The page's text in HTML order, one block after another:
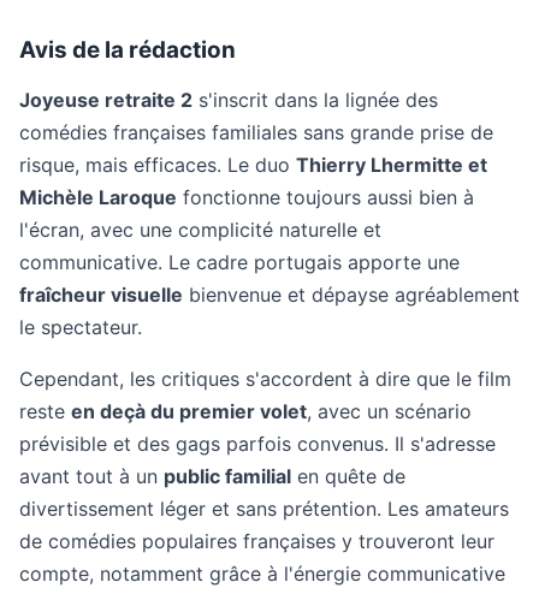
Avis de la rédaction
Joyeuse retraite 2 s'inscrit dans la lignée des
comédies françaises familiales sans grande prise de
risque, mais efficaces. Le duo Thierry Lhermitte et
Michèle Laroque fonctionne toujours aussi bien à
l'écran, avec une complicité naturelle et
communicative. Le cadre portugais apporte une
fraîcheur visuelle bienvenue et dépayse agréablement
le spectateur.
Cependant, les critiques s'accordent à dire que le film
reste en deçà du premier volet, avec un scénario
prévisible et des gags parfois convenus. Il s'adresse
avant tout à un public familial en quête de
divertissement léger et sans prétention. Les amateurs
de comédies populaires françaises y trouveront leur
compte, notamment grâce à l'énergie communicative